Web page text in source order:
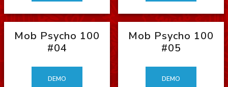
Mob Psycho 100
#04
DEMO
Mob Psycho 100
#05
DEMO